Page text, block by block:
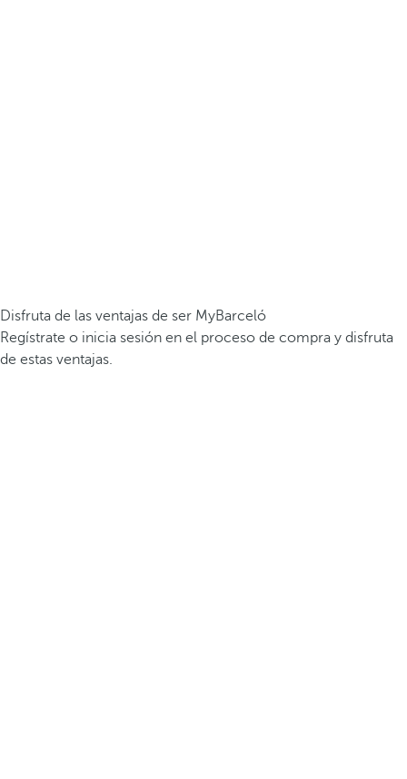
Disfruta de las ventajas de ser MyBarceló
Regístrate o inicia sesión en el proceso de compra y disfruta
de estas ventajas.